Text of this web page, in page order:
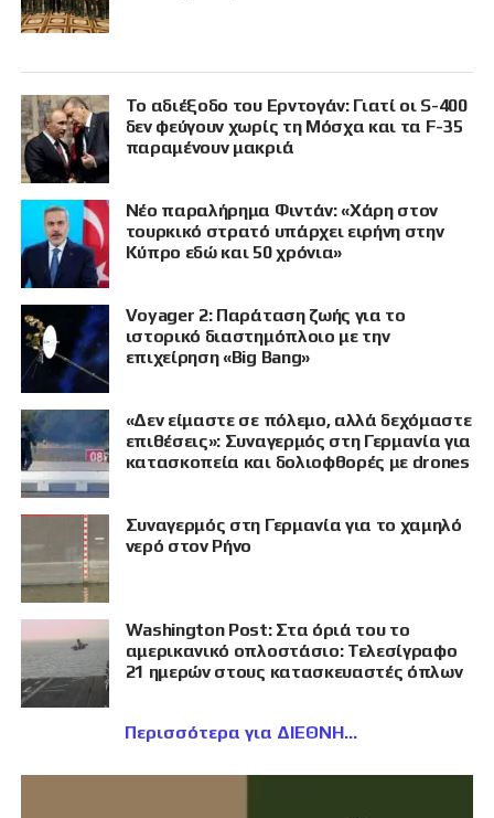
Το αδιέξοδο του Ερντογάν: Γιατί οι S-400
δεν φεύγουν χωρίς τη Μόσχα και τα F-35
παραμένουν μακριά
Νέο παραλήρημα Φιντάν: «Χάρη στον
τουρκικό στρατό υπάρχει ειρήνη στην
Κύπρο εδώ και 50 χρόνια»
Voyager 2: Παράταση ζωής για το
ιστορικό διαστημόπλοιο με την
επιχείρηση «Big Bang»
«Δεν είμαστε σε πόλεμο, αλλά δεχόμαστε
επιθέσεις»: Συναγερμός στη Γερμανία για
κατασκοπεία και δολιοφθορές με drones
Συναγερμός στη Γερμανία για το χαμηλό
νερό στον Ρήνο
Washington Post: Στα όριά του το
αμερικανικό οπλοστάσιο: Τελεσίγραφο
21 ημερών στους κατασκευαστές όπλων
Περισσότερα για ΔΙΕΘΝΗ